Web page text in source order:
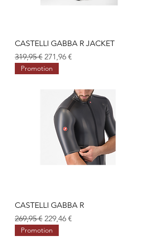
CASTELLI GABBA R JACKET
Prix original
319,95 € Prix promotionnel
271,96 €
Promotion
CASTELLI GABBA R
Prix original
269,95 € Prix promotionnel
229,46 €
Promotion